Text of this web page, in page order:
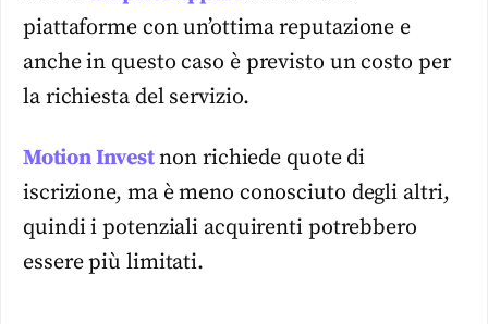
piattaforme con un’ottima reputazione e
anche in questo caso è previsto un costo per
la richiesta del servizio.
Motion Investnon richiede quote di
iscrizione, ma è meno conosciuto degli altri,
quindi i potenziali acquirenti potrebbero
essere più limitati.